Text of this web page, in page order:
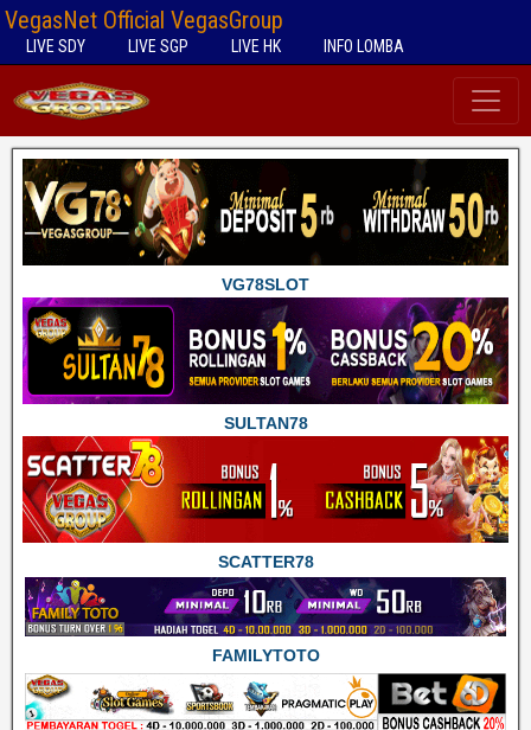
VegasNet Official VegasGroup
LIVE SDY LIVE SGP LIVE HK INFO LOMBA
VG78SLOT
SULTAN78
SCATTER78
FAMILYTOTO